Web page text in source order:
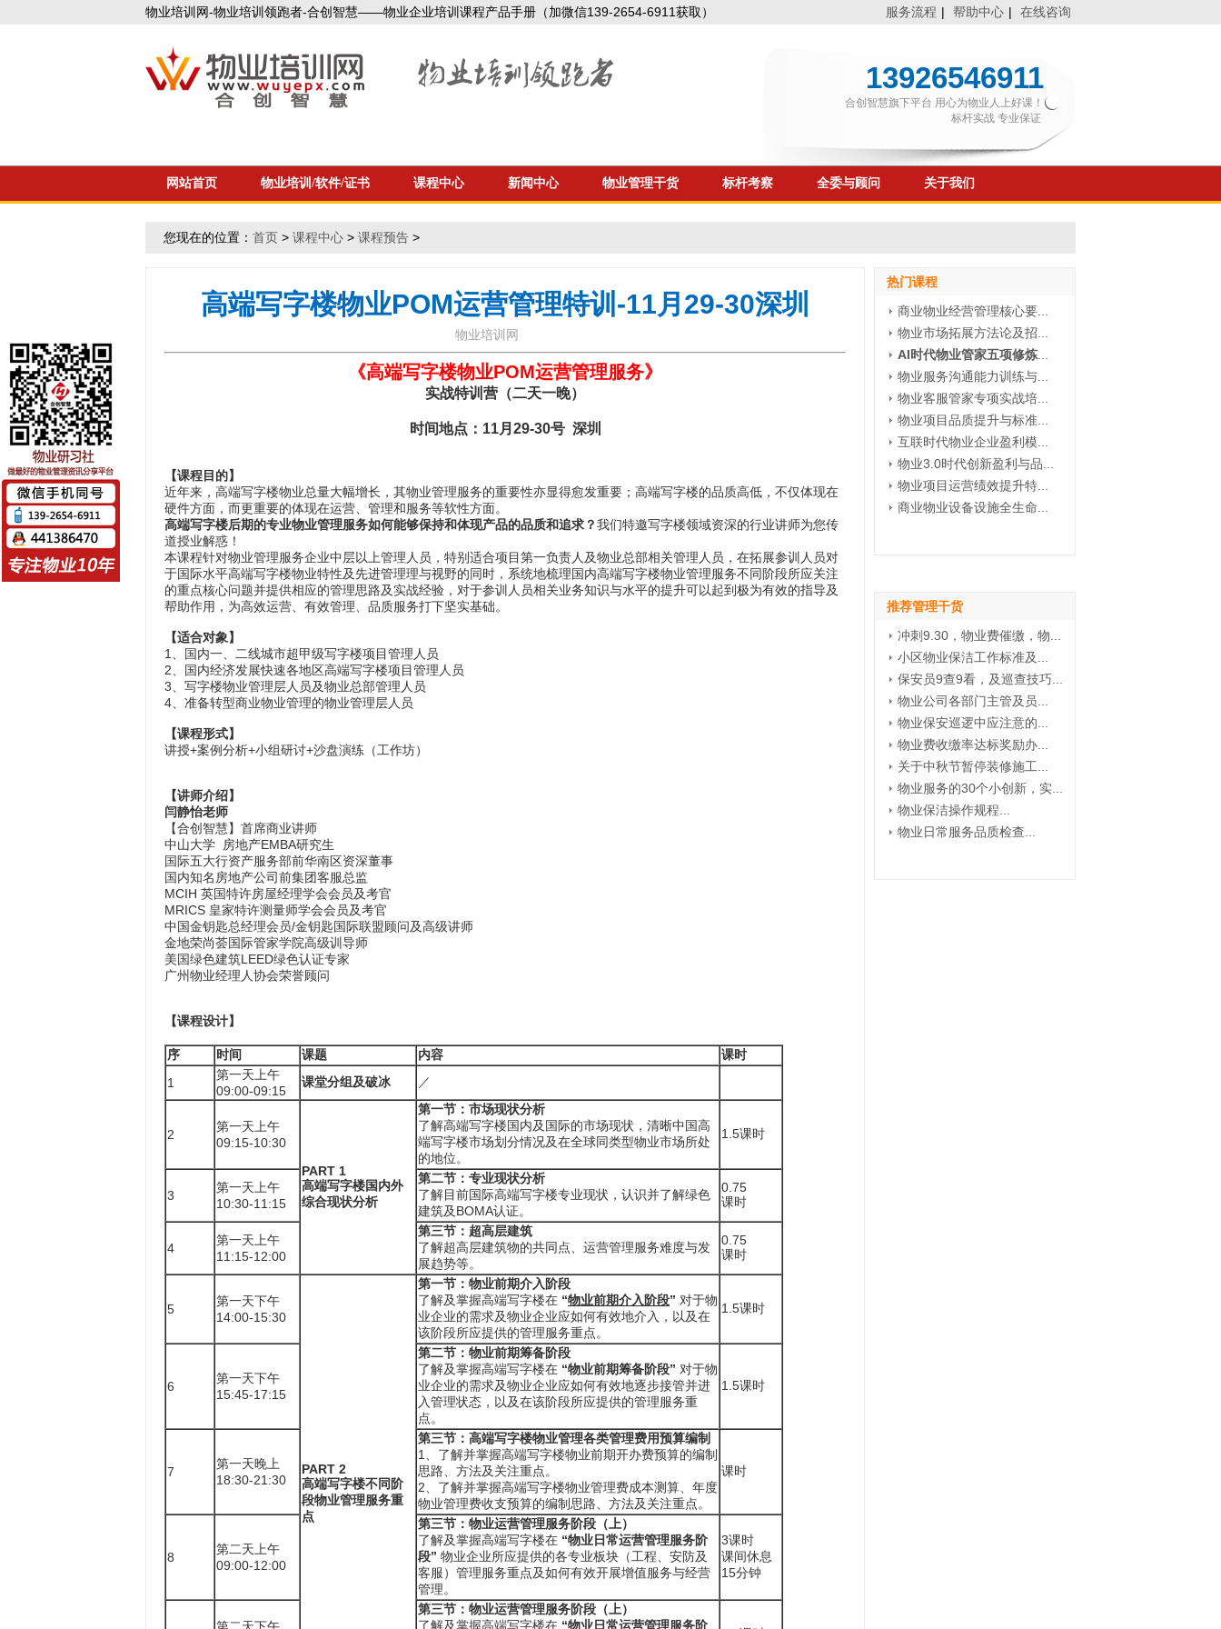
物业培训网-物业培训领跑者-合创智慧——物业企业培训课程产品手册（加微信139-2654-6911获取） 服务流程 | 帮助中心 | 在线咨询
13926546911
合创智慧旗下平台 用心为物业人上好课！
标杆实战 专业保证
网站首页 物业培训/软件/证书 课程中心 新闻中心 物业管理干货 标杆考察 全委与顾问 关于我们
您现在的位置： 首页 > 课程中心 > 课程预告 >
高端写字楼物业POM运营管理特训-11月29-30深圳
物业培训网
《高端写字楼物业POM运营管理服务》
实战特训营（二天一晚）
时间地点： 11月29-30号 深圳
【课程目的】
近年来，高端写字楼物业总量大幅增长，其物业管理服务的重要性亦显得愈发重要；高端写字楼的品质高低，不仅体现在
硬件方面，而更重要的体现在运营、管理和服务等软性方面。
高端写字楼后期的专业物业管理服务如何能够保持和体现产品的品质和追求？我们特邀写字楼领域资深的行业讲师为您传
道授业解惑！
本课程针对物业管理服务企业中层以上管理人员，特别适合项目第一负责人及物业总部相关管理人员，在拓展参训人员对
于国际水平高端写字楼物业特性及先进管理理与视野的同时，系统地梳理国内高端写字楼物业管理服务不同阶段所应关注
的重点核心问题并提供相应的管理思路及实战经验，对于参训人员相关业务知识与水平的提升可以起到极为有效的指导及
帮助作用，为高效运营、有效管理、品质服务打下坚实基础。
【适合对象】
1、国内一、二线城市超甲级写字楼项目管理人员
2、国内经济发展快速各地区高端写字楼项目管理人员
3、写字楼物业管理层人员及物业总部管理人员
4、准备转型商业物业管理的物业管理层人员
【课程形式】
讲授+案例分析+小组研讨+沙盘演练（工作坊）
【讲师介绍】
闫静怡老师
【合创智慧】首席商业讲师
中山大学 房地产EMBA研究生
国际五大行资产服务部前华南区资深董事
国内知名房地产公司前集团客服总监
MCIH 英国特许房屋经理学会会员及考官
MRICS 皇家特许测量师学会会员及考官
中国金钥匙总经理会员/金钥匙国际联盟顾问及高级讲师
金地荣尚荟国际管家学院高级训导师
美国绿色建筑LEED绿色认证专家
广州物业经理人协会荣誉顾问
【课程设计】
序 时间 课题 内容
课时
1
第一天上午
09:00-09:15
课堂分组及破冰 ／
2
第一天上午
09:15-10:30
PART 1
高端写字楼国内外
综合现状分析
第一节：市场现状分析
了解高端写字楼国内及国际的市场现状，清晰中国高
端写字楼市场划分情况及在全球同类型物业市场所处
的地位。
1.5课时
3
第一天上午
10:30-11:15
第二节：专业现状分析
了解目前国际高端写字楼专业现状，认识并了解绿色
建筑及BOMA认证。
0.75
课时
4
第一天上午
11:15-12:00
第三节：超高层建筑
了解超高层建筑物的共同点、运营管理服务难度与发
展趋势等。
0.75
课时
5
第一天下午
14:00-15:30
PART 2
高端写字楼不同阶
段物业管理服务重
点
第一节：物业前期介入阶段
了解及掌握高端写字楼在 “物业前期介入阶段” 对于物
业企业的需求及物业企业应如何有效地介入，以及在
该阶段所应提供的管理服务重点。
1.5课时
6
第一天下午
15:45-17:15
第二节：物业前期筹备阶段
了解及掌握高端写字楼在 “物业前期筹备阶段” 对于物
业企业的需求及物业企业应如何有效地逐步接管并进
入管理状态，以及在该阶段所应提供的管理服务重
点。
1.5课时
7
第一天晚上
18:30-21:30
第三节：高端写字楼物业管理各类管理费用预算编制
1、了解并掌握高端写字楼物业前期开办费预算的编制
思路、方法及关注重点。
2、了解并掌握高端写字楼物业管理费成本测算、年度
物业管理费收支预算的编制思路、方法及关注重点。
课时
8
第二天上午
09:00-12:00
第三节：物业运营管理服务阶段（上）
了解及掌握高端写字楼在 “物业日常运营管理服务阶
段” 物业企业所应提供的各专业板块（工程、安防及
客服）管理服务重点及如何有效开展增值服务与经营
管理。
3课时
课间休息
15分钟
第三节：物业运营管理服务阶段（上）
了解及掌握高端写字楼在 “物业日常运营管理服务阶
热门课程
商业物业经营管理核心要...
物业市场拓展方法论及招...
AI时代物业管家五项修炼
物业服务沟通能力训练与...
物业客服管家专项实战培...
物业项目品质提升与标准...
互联时代物业企业盈利模...
物业3.0时代创新盈利与品...
物业项目运营绩效提升特...
商业物业设备设施全生命...
推荐管理干货
冲刺9.30，物业费催缴，物...
小区物业保洁工作标准及...
保安员9查9看，及巡查技巧...
物业公司各部门主管及员...
物业保安巡逻中应注意的...
物业费收缴率达标奖励办...
关于中秋节暂停装修施工...
物业服务的30个小创新，实...
物业保洁操作规程...
物业日常服务品质检查...